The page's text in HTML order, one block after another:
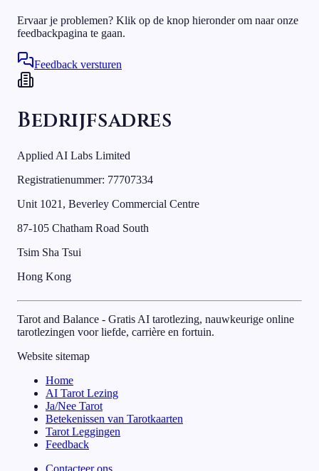
Ervaar je problemen? Klik op de knop hieronder om naar onze
feedbackpagina te gaan.
Feedback versturen
Bedrijfsadres
Applied AI Labs Limited
Registratienummer: 77707334
Unit 1021, Beverley Commercial Centre
87-105 Chatham Road South
Tsim Sha Tsui
Hong Kong
Tarot and Balance - Gratis AI tarotlezing, nauwkeurige online
tarotlezingen voor liefde, carrière en fortuin.
Website sitemap
Home
AI Tarot Lezing
Ja/Nee Tarot
Betekenissen van Tarotkaarten
Tarot Leggingen
Feedback